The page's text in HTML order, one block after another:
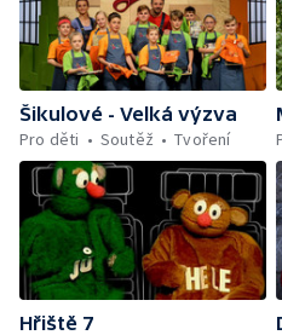
Šikulové - Velká výzva
Pro děti
Soutěž Tvoření
Hřiště 7